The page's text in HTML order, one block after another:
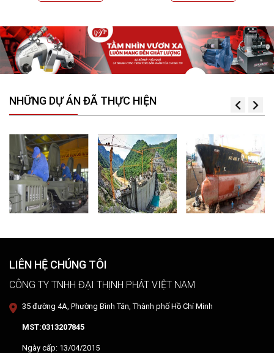
NHỮNG DỰ ÁN ĐÃ THỰC HIỆN
LIÊN HỆ CHÚNG TÔI
CÔNG TY TNHH ĐẠI THỊNH PHÁT VIỆT NAM
35 đường 4A, Phường Bình Tân, Thành phố Hồ Chí Minh
MST:0313207845
Ngày cấp: 13/04/2015